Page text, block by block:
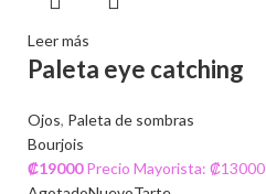
Leer más
Paleta eye catching
Ojos, Paleta de sombras
Bourjois
₡19000 Precio Mayorista: ₡13000